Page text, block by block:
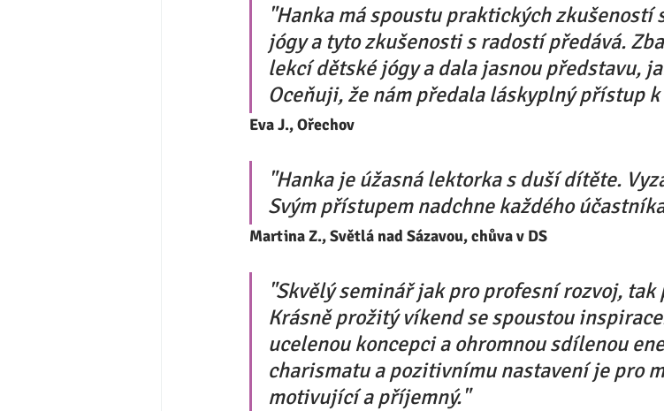
"Hanka má spoustu praktických zkušeností
jógy a tyto zkušenosti s radostí předává.
lekcí dětské jógy a dala jasnou představu,
Oceňuji, že nám předala láskyplný přístup
Eva J., Ořechov
"Hanka je úžasná lektorka s duší dítěte.
Svým přístupem nadchne každého
Martina Z., Světlá nad Sázavou, chůva v DS
"Skvělý seminář jak pro profesní rozvoj, tak
Krásně prožitý víkend se spoustou
ucelenou koncepci a ohromnou sdílenou
charismatu a pozitivnímu nastavení je pro
motivující a příjemný."